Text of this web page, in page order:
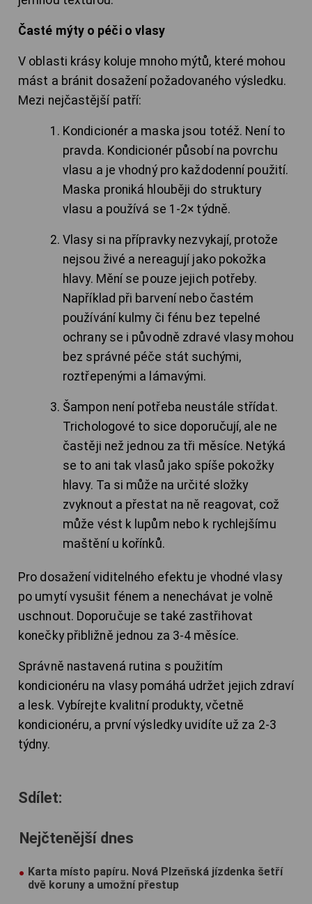
Časté mýty o péči o vlasy
V oblasti krásy koluje mnoho mýtů, které mohou
mást a bránit dosažení požadovaného výsledku.
Mezi nejčastější patří:
Kondicionér a maska jsou totéž. Není to
pravda. Kondicionér působí na povrchu
vlasu a je vhodný pro každodenní použití.
Maska proniká hlouběji do struktury
vlasu a používá se 1-2× týdně.
Vlasy si na přípravky nezvykají, protože
nejsou živé a nereagují jako pokožka
hlavy. Mění se pouze jejich potřeby.
Například při barvení nebo častém
používání kulmy či fénu bez tepelné
ochrany se i původně zdravé vlasy mohou
bez správné péče stát suchými,
roztřepenými a lámavými.
Šampon není potřeba neustále střídat.
Trichologové to sice doporučují, ale ne
častěji než jednou za tři měsíce. Netýká
se to ani tak vlasů jako spíše pokožky
hlavy. Ta si může na určité složky
zvyknout a přestat na ně reagovat, což
může vést k lupům nebo k rychlejšímu
maštění u kořínků.
Pro dosažení viditelného efektu je vhodné vlasy
po umytí vysušit fénem a nenechávat je volně
uschnout. Doporučuje se také zastřihovat
konečky přibližně jednou za 3-4 měsíce.
Správně nastavená rutina s použitím
kondicionéru na vlasy pomáhá udržet jejich zdraví
a lesk. Vybírejte kvalitní produkty, včetně
kondicionéru, a první výsledky uvidíte už za 2-3
týdny.
Sdílet:
Nejčtenější dnes
Karta místo papíru. Nová Plzeňská jízdenka šetří
dvě koruny a umožní přestup